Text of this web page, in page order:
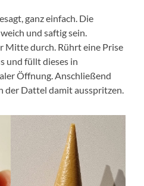
ganz einfach. Die
und saftig sein.
Mitte durch. Rührt eine Prise
und füllt dieses in
Öffnung. Anschließend
der Dattel damit ausspritzen.